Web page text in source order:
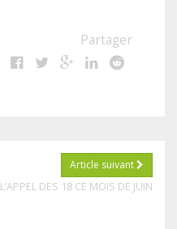
Partager
Article suivant
L’APPEL DES 18 CE MOIS DE JUIN